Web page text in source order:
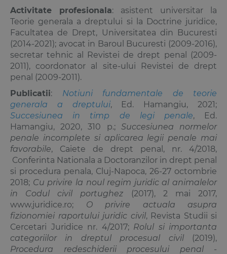
Activitate profesionala: asistent universitar la
Teorie generala a dreptului si la Doctrine juridice,
Facultatea de Drept, Universitatea din Bucuresti
(2014-2021); avocat in Baroul Bucuresti (2009-2016),
secretar tehnic al Revistei de drept penal (2009-
2011), coordonator al site-ului Revistei de drept
penal (2009-2011).
Publicatii: Notiuni fundamentale de teorie
generala a dreptului, Ed. Hamangiu, 2021;
Succesiunea in timp de legi penale, Ed.
Hamangiu, 2020, 310 p.; Succesiunea normelor
penale incomplete si aplicarea legii penale mai
favorabile, Caiete de drept penal, nr. 4/2018,
Conferinta Nationala a Doctoranzilor in drept penal
si procedura penala, Cluj-Napoca, 26-27 octombrie
2018; Cu privire la noul regim juridic al animalelor
in Codul civil portughez (2017), 2 mai 2017,
www.juridice.ro; O privire actuala asupra
fizionomiei raportului juridic civil, Revista Studii si
Cercetari Juridice nr. 4/2017; Rolul si importanta
categoriilor in dreptul procesual civil(2019),
Procedura redeschiderii procesului penal -